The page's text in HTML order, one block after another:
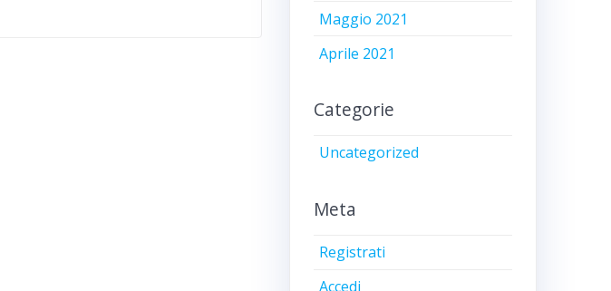
Maggio 2021
Aprile 2021
Categorie
Uncategorized
Meta
Registrati
Accedi